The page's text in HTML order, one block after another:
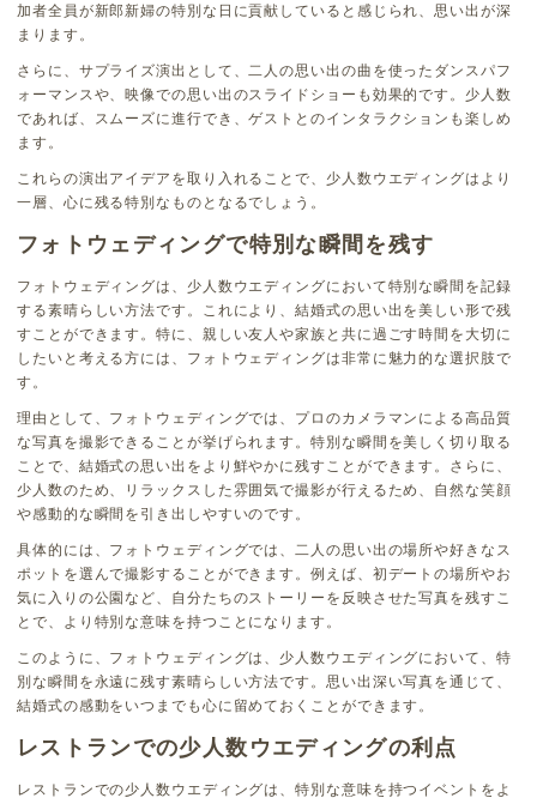
加者全員が新郎新婦の特別な日に貢献していると感じられ、思い出が深
まります。
さらに、サプライズ演出として、二人の思い出の曲を使ったダンスパフ
ォーマンスや、映像での思い出のスライドショーも効果的です。少人数
であれば、スムーズに進行でき、ゲストとのインタラクションも楽しめ
ます。
これらの演出アイデアを取り入れることで、少人数ウエディングはより
一層、心に残る特別なものとなるでしょう。
フォトウェディングで特別な瞬間を残す
フォトウェディングは、少人数ウエディングにおいて特別な瞬間を記録
する素晴らしい方法です。これにより、結婚式の思い出を美しい形で残
すことができます。特に、親しい友人や家族と共に過ごす時間を大切に
したいと考える方には、フォトウェディングは非常に魅力的な選択肢で
す。
理由として、フォトウェディングでは、プロのカメラマンによる高品質
な写真を撮影できることが挙げられます。特別な瞬間を美しく切り取る
ことで、結婚式の思い出をより鮮やかに残すことができます。さらに、
少人数のため、リラックスした雰囲気で撮影が行えるため、自然な笑顔
や感動的な瞬間を引き出しやすいのです。
具体的には、フォトウェディングでは、二人の思い出の場所や好きなス
ポットを選んで撮影することができます。例えば、初デートの場所やお
気に入りの公園など、自分たちのストーリーを反映させた写真を残すこ
とで、より特別な意味を持つことになります。
このように、フォトウェディングは、少人数ウエディングにおいて、特
別な瞬間を永遠に残す素晴らしい方法です。思い出深い写真を通じて、
結婚式の感動をいつまでも心に留めておくことができます。
レストランでの少人数ウエディングの利点
レストランでの少人数ウエディングは、特別な意味を持つイベントをよ